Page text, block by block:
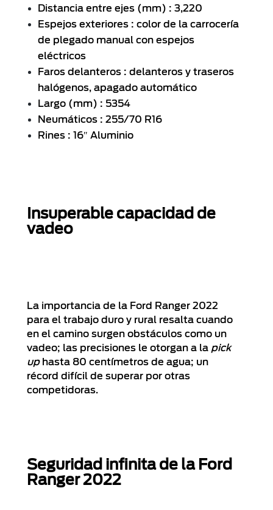
Distancia entre ejes (mm) : 3,220
Espejos exteriores : color de la carrocería
de plegado manual con espejos
eléctricos
Faros delanteros : delanteros y traseros
halógenos, apagado automático
Largo (mm) : 5354
Neumáticos : 255/70 R16
Rines : 16″ Aluminio
Insuperable capacidad de
vadeo
La importancia de la Ford Ranger 2022
para el trabajo duro y rural resalta cuando
en el camino surgen obstáculos como un
vadeo; las precisiones le otorgan a la pick
uphasta 80 centímetros de agua; un
récord difícil de superar por otras
competidoras.
Seguridad infinita de la Ford
Ranger 2022